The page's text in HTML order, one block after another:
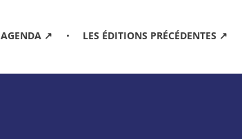
AGENDA ↗ LES ÉDITIONS PRÉCÉDENTES ↗